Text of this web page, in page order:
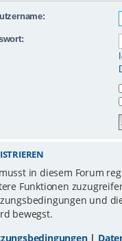
in diesem Forum
Funktionen
und
bewegst.
|